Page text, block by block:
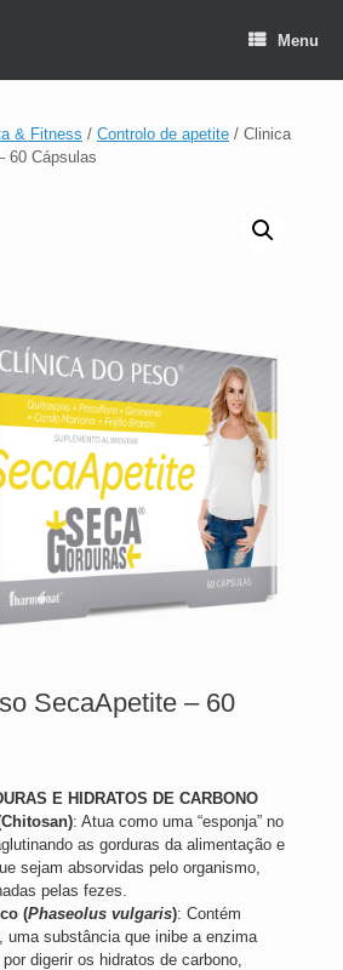
Menu
& Fitness / Controlo de apetite / Clinica
60 Cápsulas
SecaApetite – 60
E HIDRATOS DE CARBONO
: Atua como uma “esponja” no
as gorduras da alimentação e
sejam absorvidas pelo organismo,
pelas fezes.
(Phaseolus vulgaris): Contém
uma substância que inibe a enzima
digerir os hidratos de carbono,